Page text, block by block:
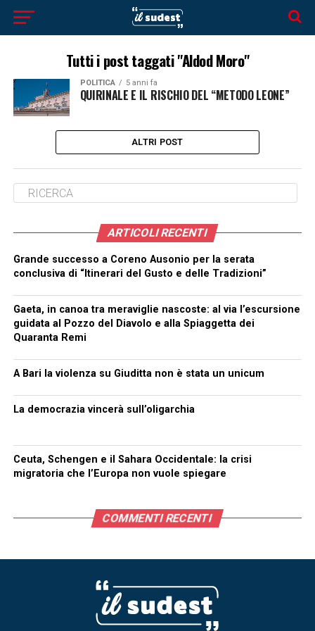
Tutti i post taggati "Aldod Moro"
POLITICA 5 anni fa
QUIRINALE E IL RISCHIO DEL “METODO LEONE”
ALTRI POST
ARTICOLI RECENTI
Grande successo a Coreno Ausonio per la serata
conclusiva di “Itinerari del Gusto e delle Tradizioni”
Gaeta, in canoa tra meraviglie nascoste: al via l’escursione
guidata al Pozzo del Diavolo e alla Spiaggetta dei
Quaranta Remi
A Bari la violenza su Giuditta non è stata un unicum
La democrazia vincerà sull’oligarchia
Ceuta, Schengen e il Sahara Occidentale: la crisi
migratoria che l’Europa non vuole spiegare
COMMENTI RECENTI